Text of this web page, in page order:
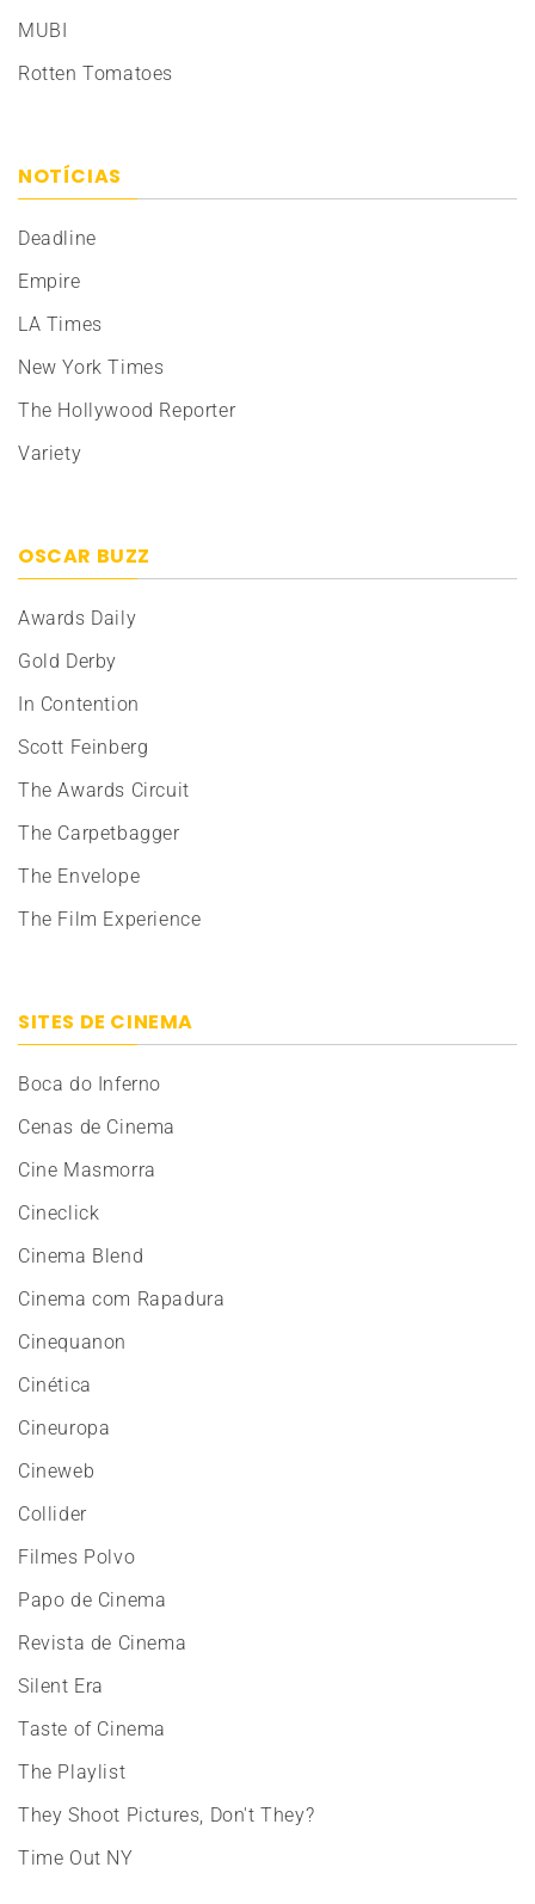
MUBI
Rotten Tomatoes
NOTÍCIAS
Deadline
Empire
LA Times
New York Times
The Hollywood Reporter
Variety
OSCAR BUZZ
Awards Daily
Gold Derby
In Contention
Scott Feinberg
The Awards Circuit
The Carpetbagger
The Envelope
The Film Experience
SITES DE CINEMA
Boca do Inferno
Cenas de Cinema
Cine Masmorra
Cineclick
Cinema Blend
Cinema com Rapadura
Cinequanon
Cinética
Cineuropa
Cineweb
Collider
Filmes Polvo
Papo de Cinema
Revista de Cinema
Silent Era
Taste of Cinema
The Playlist
They Shoot Pictures, Don't They?
Time Out NY